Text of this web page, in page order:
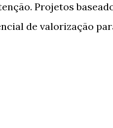
Projetos
de valorização